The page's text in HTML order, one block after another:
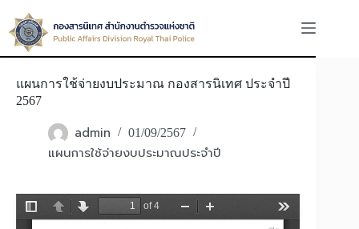
to
content
แผนการใช้จ่ายงบประมาณ กองสารนิเทศ ประจำปี
2567
admin 01/09/2567
แผนการใช้จ่ายงบประมาณประจำปี